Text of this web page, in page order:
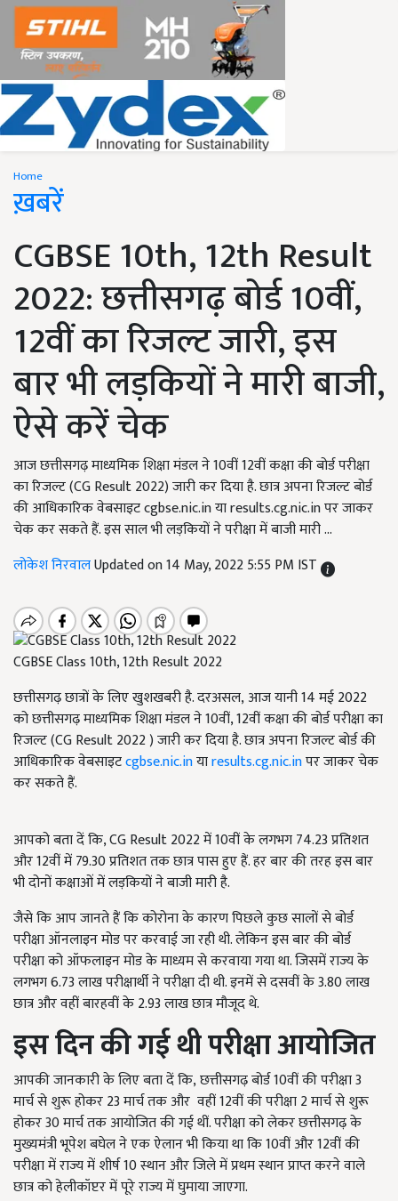
Home
ख़बरें
CGBSE 10th, 12th Result
2022: छत्तीसगढ़ बोर्ड 10वीं,
12वीं का रिजल्ट जारी, इस
बार भी लड़कियों ने मारी बाजी,
ऐसे करें चेक
आज छत्तीसगढ़ माध्यमिक शिक्षा मंडल ने 10वीं 12वीं कक्षा की बोर्ड परीक्षा
का रिजल्ट (CG Result 2022) जारी कर दिया है. छात्र अपना रिजल्ट बोर्ड
की आधिकारिक वेबसाइट cgbse.nic.in या results.cg.nic.in पर जाकर
चेक कर सकते हैं. इस साल भी लड़कियों ने परीक्षा में बाजी मारी ...
लोकेश निरवालUpdated on 14 May, 2022 5:55 PM IST
CGBSE Class 10th, 12th Result 2022
छत्तीसगढ़ छात्रों के लिए खुशखबरी है. दरअसल, आज यानी 14मई2022
को छत्तीसगढ़ माध्यमिक शिक्षा मंडल ने10वीं, 12वीं कक्षा की बोर्ड परीक्षा का
रिजल्ट (CG Result 2022 )जारी कर दिया है. छात्र अपना रिजल्ट बोर्ड की
आधिकारिक वेबसाइटcgbse.nic.inयाresults.cg.nic.inपर जाकर चेक
कर सकते हैं.
आपको बता दें कि, CG Result 2022में10वीं के लगभग74.23प्रतिशत
और12वीं में79.30प्रतिशत तक छात्र पास हुए हैं. हर बार की तरह इस बार
भी दोनों कक्षाओं में लड़कियों ने बाजी मारी है.
जैसे कि आप जानते हैं कि कोरोना के कारण पिछले कुछ सालों से बोर्ड
परीक्षा ऑनलाइन मोड पर करवाई जा रही थी. लेकिन इस बार की बोर्ड
परीक्षा को ऑफलाइन मोड के माध्यम से करवाया गया था. जिसमें राज्य के
लगभग 6.73लाख परीक्षार्थी ने परीक्षा दी थी. इनमें से दसवीं के3.80लाख
छात्र और वहीं बारहवीं के2.93लाख छात्र मौजूद थे.
इस दिन की गई थी परीक्षा आयोजित
आपकी जानकारी के लिए बता दें कि, छत्तीसगढ़ बोर्ड 10वीं की परीक्षा3
मार्च से शुरू होकर23मार्च तक और वहीं 12वीं की परीक्षा2मार्च से शुरू
होकर30मार्च तक आयोजित की गई थीं. परीक्षा को लेकर छत्तीसगढ़ के
मुख्यमंत्री भूपेश बघेल ने एक ऐलान भी किया था कि10वीं और12वीं की
परीक्षा में राज्य में शीर्ष10स्थान और जिले में प्रथम स्थान प्राप्त करने वाले
छात्र को हेलीकॉप्टर में पूरे राज्य में घुमाया जाएगा.